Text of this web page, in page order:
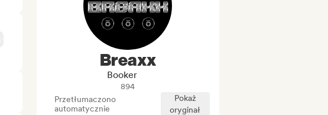
Breaxx
Booker
894
Przetłumaczono
automatycznie
Pokaż
oryginał